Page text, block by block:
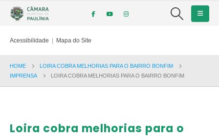
Acessibilidade | Mapa do Site
HOME
LOIRA COBRA MELHORIAS PARA O BAIRRO BONFIM
IMPRENSA
LOIRA COBRA MELHORIAS PARA O BAIRRO BONFIM
Loira cobra melhorias para o